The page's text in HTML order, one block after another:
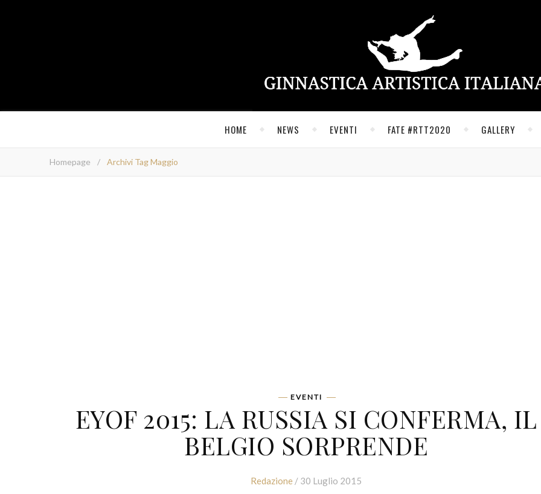
HOME NEWS EVENTI FATE #RTT2020 GALLERY
Homepage / Archivi Tag Maggio
EVENTI
EYOF 2015: LA RUSSIA SI CONFERMA, IL
BELGIO SORPRENDE
Redazione / 30 Luglio 2015